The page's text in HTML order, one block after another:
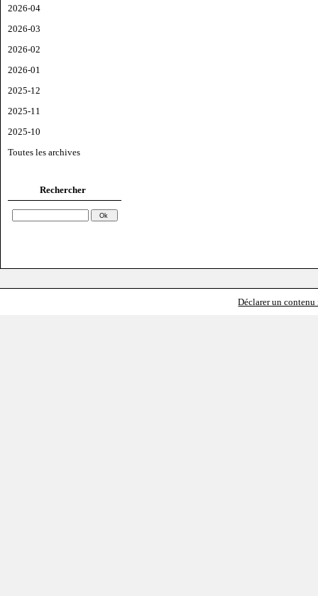
2026-04
2026-03
2026-02
2026-01
2025-12
2025-11
2025-10
Toutes les archives
Rechercher
Déclarer un